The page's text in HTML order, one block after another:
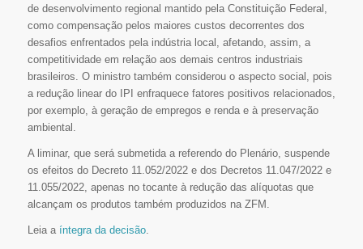
de desenvolvimento regional mantido pela Constituição Federal,
como compensação pelos maiores custos decorrentes dos
desafios enfrentados pela indústria local, afetando, assim, a
competitividade em relação aos demais centros industriais
brasileiros. O ministro também considerou o aspecto social, pois
a redução linear do IPI enfraquece fatores positivos relacionados,
por exemplo, à geração de empregos e renda e à preservação
ambiental.
A liminar, que será submetida a referendo do Plenário, suspende
os efeitos do Decreto 11.052/2022 e dos Decretos 11.047/2022 e
11.055/2022, apenas no tocante à redução das alíquotas que
alcançam os produtos também produzidos na ZFM.
Leia a íntegra da decisão.